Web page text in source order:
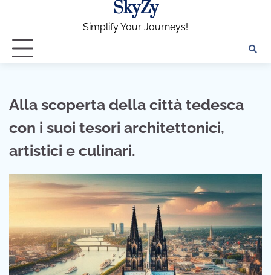
SkyZy
Simplify Your Journeys!
Alla scoperta della città tedesca
con i suoi tesori architettonici,
artistici e culinari.